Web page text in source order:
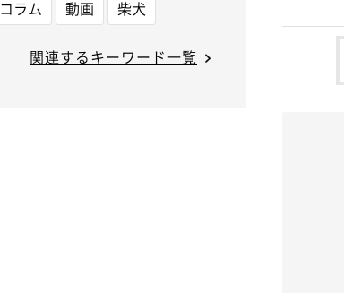
コラム 動画 柴犬
関連するキーワード一覧